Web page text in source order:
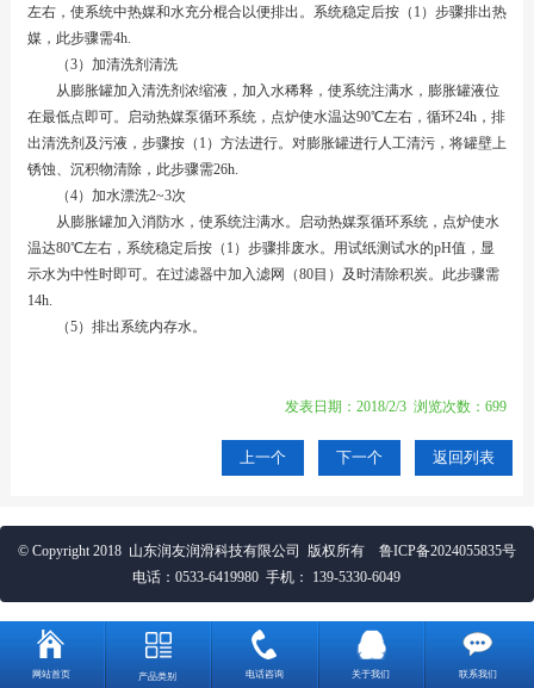
左右，使系统中热媒和水充分棍合以便排出。系统稳定后按（1）步骤排出热
媒，此步骤需4h.
（3）加清洗剂清洗
从膨胀罐加入清洗剂浓缩液，加入水稀释，使系统注满水，膨胀罐液位
在最低点即可。启动热媒泵循环系统，点炉使水温达90℃左右，循环24h，排
出清洗剂及污液，步骤按（1）方法进行。对膨胀罐进行人工清污，将罐壁上
锈蚀、沉积物清除，此步骤需26h.
（4）加水漂洗2~3次
从膨胀罐加入消防水，使系统注满水。启动热媒泵循环系统，点炉使水
温达80℃左右，系统稳定后按（1）步骤排废水。用试纸测试水的pH值，显
示水为中性时即可。在过滤器中加入滤网（80目）及时清除积炭。此步骤需
14h.
（5）排出系统内存水。
发表日期：2018/2/3 浏览次数：699
上一个 下一个 返回列表
© Copyright 2018 山东润友润滑科技有限公司 版权所有 鲁ICP备2024055835号
电话：0533-6419980 手机： 139-5330-6049
网站首页 产品类别 电话咨询 关于我们 联系我们